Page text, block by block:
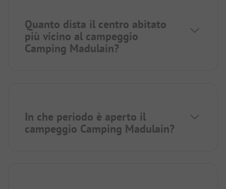
Quanto dista il centro abitato
più vicino al campeggio
Camping Madulain?
In che periodo è aperto il
campeggio Camping Madulain?